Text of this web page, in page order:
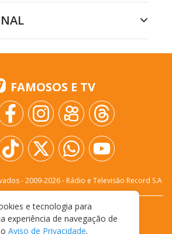
FAMOSOS E TV
- 2009-2026- Rádio e Televisão Record S.A
FALE CONOSCO
PRIVACIDADE
E CONDIÇÕES DE USO
e tecnologia para
experiência de navegação de
Aviso de Privacidade.